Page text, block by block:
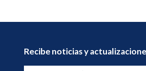
Recibe noticias y